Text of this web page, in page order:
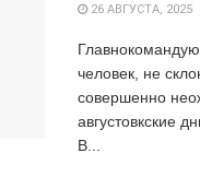
26 АВГУСТА, 2025
человек, не
совершенно
августовкские
В...